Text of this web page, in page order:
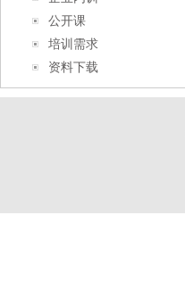
公开课
培训需求
资料下载